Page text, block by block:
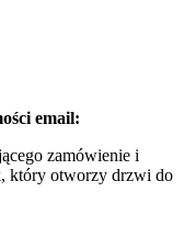
email:
zamówienie i
który otworzy drzwi do